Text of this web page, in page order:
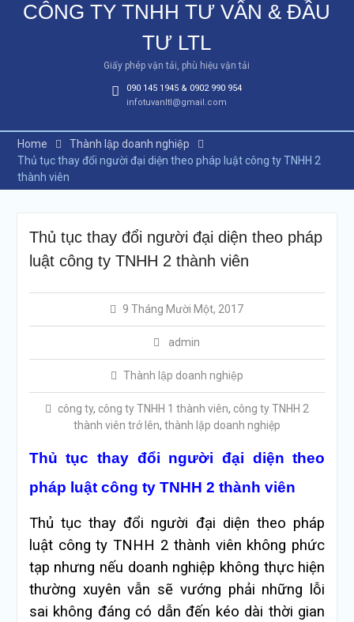
CÔNG TY TNHH TƯ VẤN & ĐẦU
TƯ LTL
Giấy phép vận tải, phù hiệu vận tải
090 145 1945 & 0902 990 954
infotuvanltl@gmail.com
Home
Thành lập doanh nghiệp
Thủ tục thay đổi người đại diện theo pháp luật công ty TNHH 2
thành viên
Thủ tục thay đổi người đại diện theo pháp
luật công ty TNHH 2 thành viên
9 Tháng Mười Một, 2017
admin
Thành lập doanh nghiệp
công ty, công ty TNHH 1 thành viên, công ty TNHH 2
thành viên trở lên, thành lập doanh nghiệp
Thủ tục thay đổi người đại diện theo
pháp luật công ty TNHH 2 thành viên
Thủ tục thay đổi người đại diện theo pháp
luật công ty TNHH 2 thành viên không phức
tạp nhưng nếu doanh nghiệp không thực hiện
thường xuyên vẫn sẽ vướng phải những lỗi
sai không đáng có dẫn đến kéo dài thời gian